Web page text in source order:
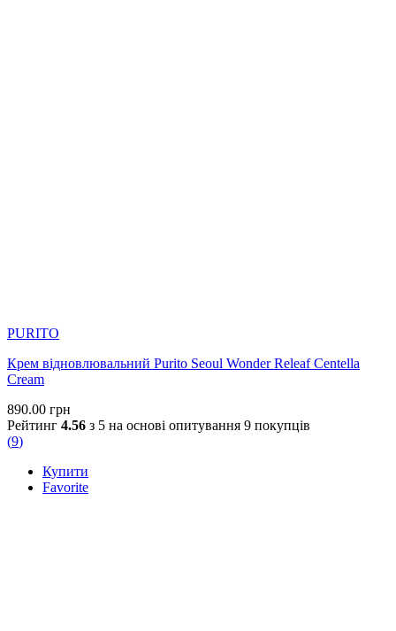
PURITO
Крем відновлювальний Purito Seoul Wonder Releaf Centella
Cream
890.00 грн
Рейтинг 4.56 з 5 на основі опитування 9 покупців
(9)
Купити
Favorite